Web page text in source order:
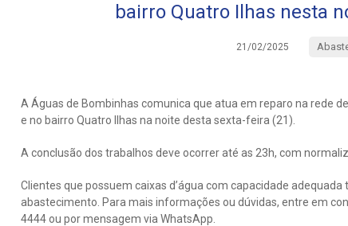
bairro Quatro Ilhas nesta
21/02/2025
A Águas de Bombinhas comunica que atua em reparo na rede
e no bairro Quatro Ilhas na noite desta sexta-feira (21).
A conclusão dos trabalhos deve ocorrer até as 23h, com
Clientes que possuem caixas d’água com capacidade
abastecimento. Para mais informações ou dúvidas, entre em
4444 ou por mensagem via WhatsApp.